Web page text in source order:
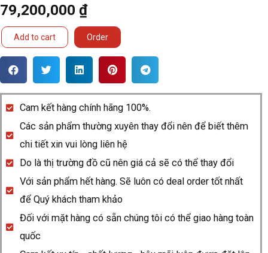
79,200,000 ₫
Grand
SBGN029
quantity
Add to cart Order
Cam kết hàng chính hãng 100%.
Các sản phẩm thường xuyên thay đổi nên để biết thêm
chi tiết xin vui lòng liên hệ
Do là thị trường đồ cũ nên giá cả sẽ có thể thay đổi
Với sản phẩm hết hàng. Sẽ luôn có deal order tốt nhất
để Quý khách tham khảo
Đối với mặt hàng có sẵn chúng tôi có thể giao hàng toàn
quốc